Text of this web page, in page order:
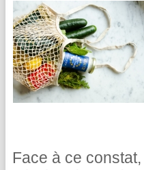
Face à ce constat,